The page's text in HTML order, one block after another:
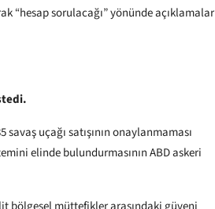
“hesap sorulacağı” yönünde açıklamalar
uçağı satışının onaylanmaması
elinde bulundurmasının ABD askeri